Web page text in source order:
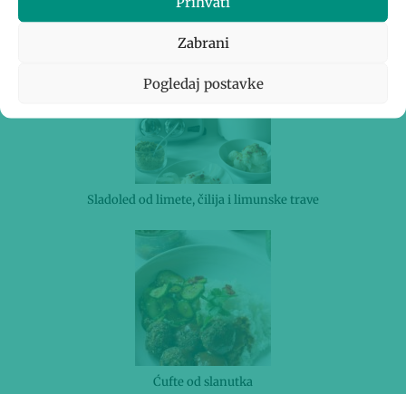
Zabrani
Pogledaj postavke
Sladoled od limete, čilija i limunske trave
Ćufte od slanutka